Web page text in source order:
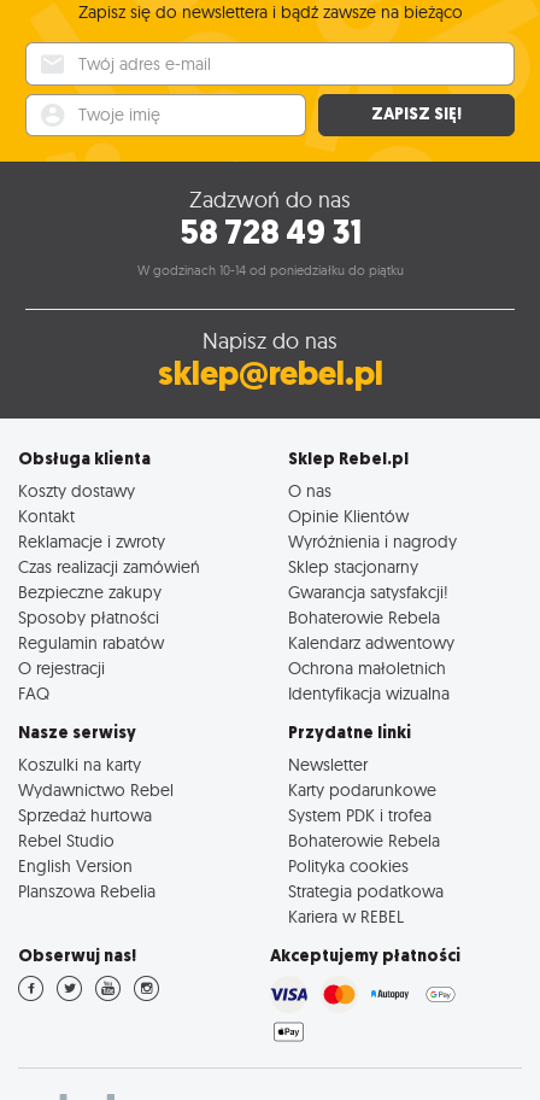
Zapisz się do newslettera i bądź zawsze na bieżąco
ZAPISZ SIĘ!
Zadzwoń do nas
58 728 49 31
W godzinach 10-14 od poniedziałku do piątku
Napisz do nas
sklep@rebel.pl
Obsługa klienta
Koszty dostawy
Kontakt
Reklamacje i zwroty
Czas realizacji zamówień
Bezpieczne zakupy
Sposoby płatności
Regulamin rabatów
O rejestracji
FAQ
Sklep Rebel.pl
O nas
Opinie Klientów
Wyróżnienia i nagrody
Sklep stacjonarny
Gwarancja satysfakcji!
Bohaterowie Rebela
Kalendarz adwentowy
Ochrona małoletnich
Identyfikacja wizualna
Nasze serwisy
Koszulki na karty
Wydawnictwo Rebel
Sprzedaż hurtowa
Rebel Studio
English Version
Planszowa Rebelia
Przydatne linki
Newsletter
Karty podarunkowe
System PDK i trofea
Bohaterowie Rebela
Polityka cookies
Strategia podatkowa
Kariera w REBEL
Obserwuj nas! Akceptujemy płatności